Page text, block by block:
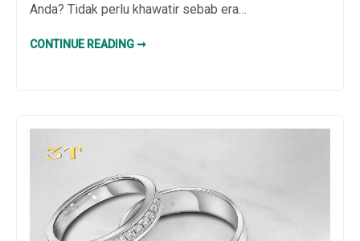
Anda? Tidak perlu khawatir sebab era…
CONTINUE READING ➞CARA